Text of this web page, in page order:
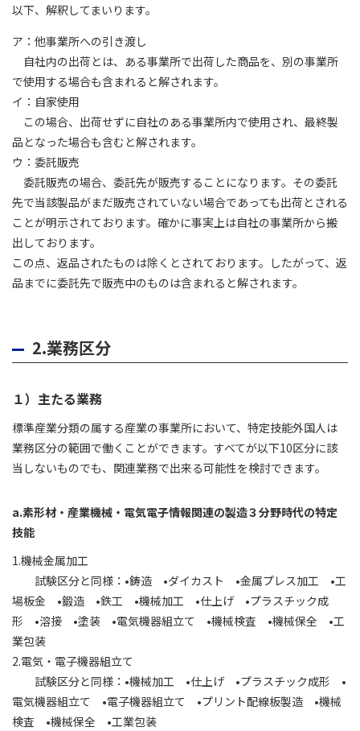
以下、解釈してまいります。
ア：他事業所への引き渡し
自社内の出荷とは、ある事業所で出荷した商品を、別の事業所
で使用する場合も含まれると解されます。
イ：自家使用
この場合、出荷せずに自社のある事業所内で使用され、最終製
品となった場合も含むと解されます。
ウ：委託販売
委託販売の場合、委託先が販売することになります。その委託
先で当該製品がまだ販売されていない場合であっても出荷とされる
ことが明示されております。確かに事実上は自社の事業所から搬
出しております。
この点、返品されたものは除くとされております。したがって、返
品までに委託先で販売中のものは含まれると解されます。
2.業務区分
１）主たる業務
標準産業分類の属する産業の事業所において、特定技能外国人は
業務区分の範囲で働くことができます。すべてが以下10区分に該
当しないものでも、関連業務で出来る可能性を検討できます。
a.素形材・産業機械・電気電子情報関連の製造３分野時代の特定
技能
1.機械金属加工
試験区分と同様：•鋳造 •ダイカスト •金属プレス加工 •工
場板金 •鍛造 •鉄工 •機械加工 •仕上げ •プラスチック成
形 •溶接 •塗装 •電気機器組立て •機械検査 •機械保全 •工
業包装
2.電気・電子機器組立て
試験区分と同様：•機械加工 •仕上げ •プラスチック成形 •
電気機器組立て •電子機器組立て •プリント配線板製造 •機械
検査 •機械保全 •工業包装